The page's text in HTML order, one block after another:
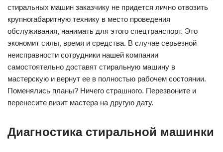
стиральных машин заказчику не придется лично отвозить
крупногабаритную технику в место проведения
обслуживания, нанимать для этого спецтранспорт. Это
экономит силы, время и средства. В случае серьезной
неисправности сотрудники нашей компании
самостоятельно доставят стиральную машину в
мастерскую и вернут ее в полностью рабочем состоянии.
Поменялись планы? Ничего страшного. Перезвоните и
перенесите визит мастера на другую дату.
Диагностика стиральной машинки